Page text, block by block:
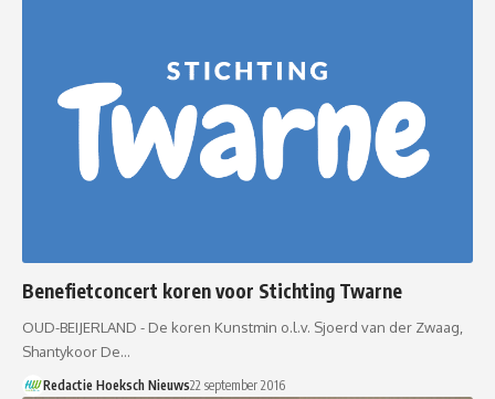
Benefietconcert koren voor Stichting Twarne
OUD-BEIJERLAND - De koren Kunstmin o.l.v. Sjoerd van der Zwaag,
Shantykoor De…
Redactie Hoeksch Nieuws22 september 2016